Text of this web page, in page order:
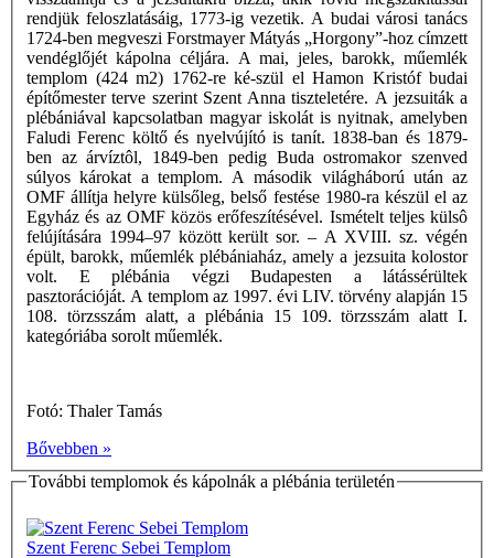
rendjük feloszlatásáig, 1773-ig vezetik. A budai városi tanács
1724-ben megveszi Forstmayer Mátyás „Horgony”-hoz címzett
vendéglőjét kápolna céljára. A mai, jeles, barokk, műemlék
templom (424 m2) 1762-re ké-szül el Hamon Kristóf budai
építőmester terve szerint Szent Anna tiszteletére. A jezsuiták a
plébániával kapcsolatban magyar iskolát is nyitnak, amelyben
Faludi Ferenc költő és nyelvújító is tanít. 1838-ban és 1879-
ben az árvíztôl, 1849-ben pedig Buda ostromakor szenved
súlyos károkat a templom. A második világháború után az
OMF állítja helyre külsőleg, belső festése 1980-ra készül el az
Egyház és az OMF közös erőfeszítésével. Ismételt teljes külsô
felújítására 1994–97 között került sor. – A XVIII. sz. végén
épült, barokk, műemlék plébániaház, amely a jezsuita kolostor
volt. E plébánia végzi Budapesten a látássérültek
pasztorációját. A templom az 1997. évi LIV. törvény alapján 15
108. törzsszám alatt, a plébánia 15 109. törzsszám alatt I.
kategóriába sorolt műemlék.
Fotó: Thaler Tamás
Bővebben »
További templomok és kápolnák a plébánia területén
Szent Ferenc Sebei Templom